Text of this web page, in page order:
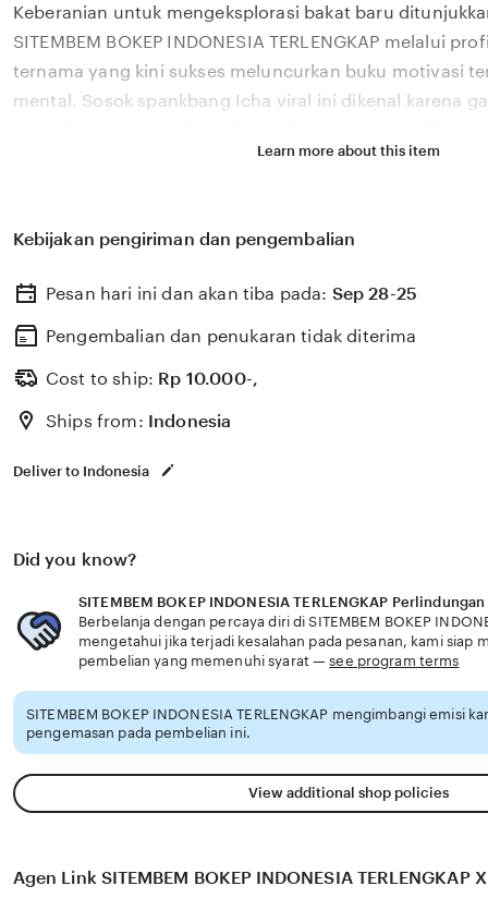
description
Keberanian untuk mengeksplorasi bakat baru
SITEMBEM BOKEP INDONESIA TERLENGKAP melalui
ternama yang kini sukses meluncurkan buku motivasi
mental. Sosok spankbang Icha viral ini dikenal karena
dihadapi oleh generasi z di tahun 2026. Melalui sistem
penyembuhan bagi banyak pembacanya. SITEMBEM
adalah pondasi penting bagi kemajuan industri kreatif
berkembang pesat di pasar global. Dengan dukungan
update, kami terus memantau perkembangan
Learn more about this item
Kebijakan pengiriman dan pengembalian
Pesan hari ini dan akan tiba pada: Sep 28-25
Pengembalian dan penukaran tidak diterima
Cost to ship: Rp 10.000-,
Ships from: Indonesia
Deliver to Indonesia
Did you know?
SITEMBEM BOKEP INDONESIA TERLENGKAP
Berbelanja dengan percaya diri di SITEMBEM BOKEP
mengetahui jika terjadi kesalahan pada pesanan, kami siap
pembelian yang memenuhi syarat —see program terms
SITEMBEM BOKEP INDONESIA TERLENGKAP mengimbangi emisi
pengemasan pada pembelian ini.
View additional shop policies
Agen Link SITEMBEM BOKEP INDONESIA TERLENGKAP